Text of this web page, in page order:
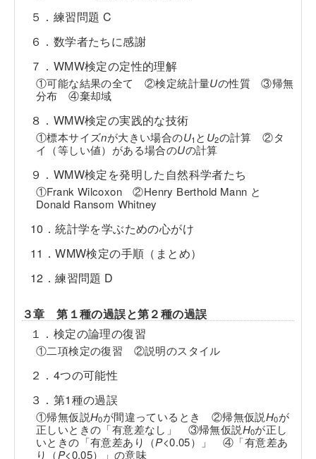
５．練習問題 C
６．数学者たちに感謝
７．WMW検定の定性的理解
①可能な結果の全て ②検定統計量Uの性質 ③帰無
分布 ④棄却域
８．WMW検定の実践的な技術
①標本サイズnが大きい場合のU1 と U2の計算 ②タ
イ（等しい値）がある場合のUの計算
９．WMW検定を発明した自然科学者たち
①Frank Wilcoxon ②Henry Berthold Mann と
Donald Ransom Whitney
10．統計学を学ぶための心がけ
11．WMW検定の手順（まとめ）
12．練習問題 D
３章 第１種の過誤と第２種の過誤
１．検定の論理の復習
①二項検定の復習 ②説明のスタイル
２．4つの可能性
３．第1種の過誤
①帰無仮説H0が間違っているとき ②帰無仮説H0が
正しいときの「有意差なし」 ③帰無仮説H0が正し
いときの「有意差あり（P<0.05）」 ④「有意差あ
り（P<0.05）」の意味